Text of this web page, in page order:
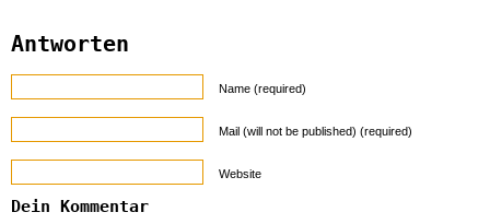
Antworten
Name (required)
Mail (will not be published) (required)
Website
Dein Kommentar